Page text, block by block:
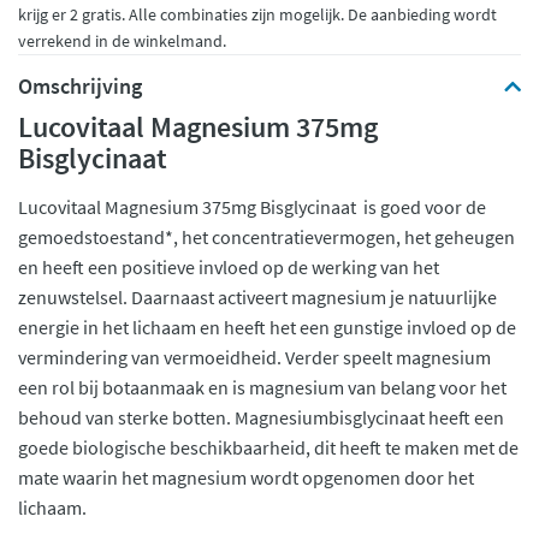
krijg er 2 gratis. Alle combinaties zijn mogelijk. De aanbieding wordt
verrekend in de winkelmand.
Omschrijving
Lucovitaal Magnesium 375mg
Bisglycinaat
Lucovitaal Magnesium 375mg Bisglycinaat is goed voor de
gemoedstoestand*, het concentratievermogen, het geheugen
en heeft een positieve invloed op de werking van het
zenuwstelsel. Daarnaast activeert magnesium je natuurlijke
energie in het lichaam en heeft het een gunstige invloed op de
vermindering van vermoeidheid. Verder speelt magnesium
een rol bij botaanmaak en is magnesium van belang voor het
behoud van sterke botten. Magnesiumbisglycinaat heeft een
goede biologische beschikbaarheid, dit heeft te maken met de
mate waarin het magnesium wordt opgenomen door het
lichaam.